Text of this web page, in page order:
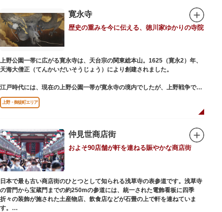
寛永寺
歴史の重みを今に伝える、徳川家ゆかりの寺院
上野公園一帯に広がる寛永寺は、天台宗の関東総本山。1625（寛永2）年、
天海大僧正（てんかいだいそうじょう）により創建されました。
江戸時代には、現在の上野公園一帯が寛永寺の境内でしたが、上野戦争でそ
の多くを焼失。現在は根本中堂をはじめ開山堂（両大師）、不忍池辯天堂、
上野大仏（パゴダ）、輪王殿などの建造物が上野公園とその周辺に点在して
います。戦火を免れた輪王寺門跡御本坊表門、徳川将軍霊廟勅額門など重要
清水観音堂の舞台前に復元された「月の松」は、浮世絵師歌川広重の「名所
江戸百景」にも描かれていることで有名。丸い形の松から不忍池辯天堂を見
下ろす風流な景観は、絶好のフォトスポットとなっています。
東叡山（とうえいざん）という山号は、東の「比叡山延暦寺」を意味してお
り、比叡山や京都の有名寺院になぞらえて上野の山に数多くの堂舎が建立さ
れました。本尊は薬師瑠璃光如来（やくしるりこうにょらい）で、伝教大師
最澄が自ら彫ったと伝えられる秘仏です。徳川歴代将軍の祈祷寺と菩提寺を
兼ね、御霊廟には6名の将軍が埋葬されています。
上野・御徒町エリア
仲見世商店街
およそ90店舗が軒を連ねる賑やかな商店街
日本で最も古い商店街のひとつとして知られる浅草寺の表参道です。浅草寺
の雷門から宝蔵門までの約250mの参道には、統一された電飾看板に四季
折々の装飾が施された土産物店、飲食店などが石畳の上で軒を連ねていま
す。